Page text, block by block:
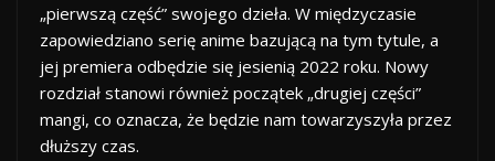
„pierwszą część” swojego dzieła. W międzyczasie
zapowiedziano serię anime bazującą na tym tytule, a
jej premiera odbędzie się jesienią 2022 roku. Nowy
rozdział stanowi również początek „drugiej części”
mangi, co oznacza, że będzie nam towarzyszyła przez
dłuższy czas.